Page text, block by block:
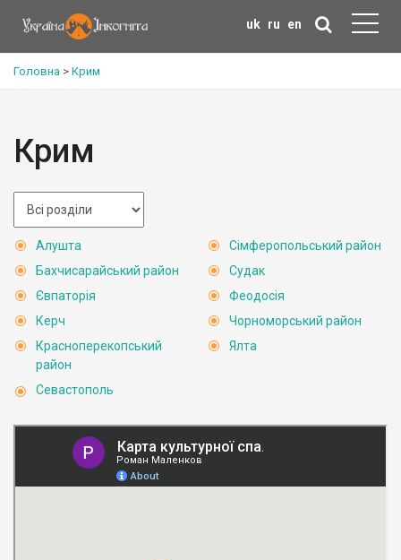
uk ru en
Головна > Крим
Крим
Алушта
Бахчисарайський район
Євпаторія
Керч
Красноперекопський
район
Севастополь
Сімферопольський район
Судак
Феодосія
Чорноморський район
Ялта